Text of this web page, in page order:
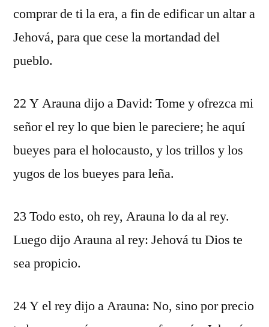
comprar de ti la era, a fin de edificar un altar a
Jehová, para que cese la mortandad del
pueblo.
22 Y Arauna dijo a David: Tome y ofrezca mi
señor el rey lo que bien le pareciere; he aquí
bueyes para el holocausto, y los trillos y los
yugos de los bueyes para leña.
23 Todo esto, oh rey, Arauna lo da al rey.
Luego dijo Arauna al rey: Jehová tu Dios te
sea propicio.
24 Y el rey dijo a Arauna: No, sino por precio